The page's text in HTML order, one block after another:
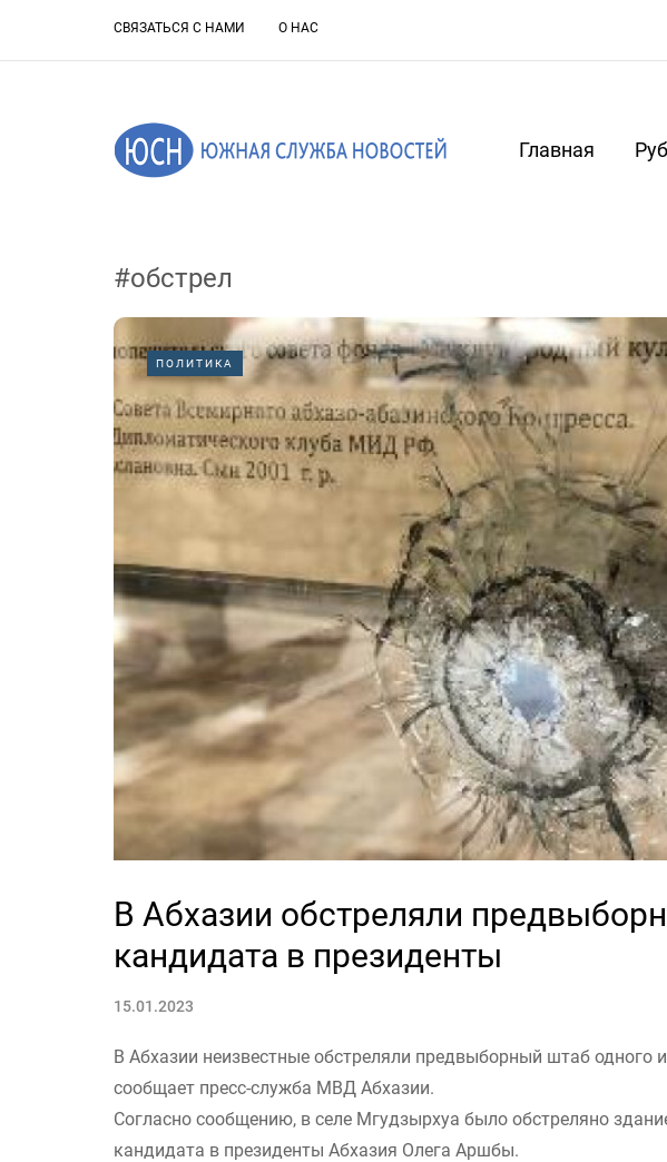
СВЯЗАТЬСЯ С НАМИ О НАС
Главная
#обстрел
ПОЛИТИКА
В Абхазии обстреляли
кандидата в президенты
15.01.2023
В Абхазии неизвестные обстреляли предвыборный штаб одного
сообщает пресс-служба МВД Абхазии.
Согласно сообщению, в селе Мгудзырхуа было обстреляно
кандидата в президенты Абхазия Олега Аршбы.